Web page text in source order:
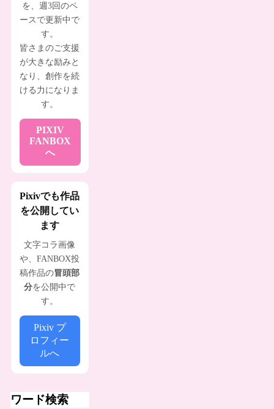
を、週3回のペ
ースで更新中で
す。
皆さまのご支援
が大きな励みと
なり、創作を続
ける力になりま
す。
PIXIV
FANBOX
へ
Pixivでも作品
を公開してい
ます
文字コラ画像
や、FANBOX投
稿作品の冒頭部
分を公開中で
す。
Pixiv プ
ロフィー
ルへ
ワード検索